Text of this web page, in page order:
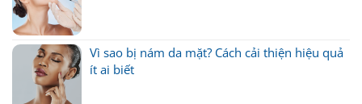
Vì sao bị nám da mặt? Cách cải thiện hiệu quả
ít ai biết